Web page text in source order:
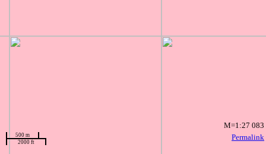
Permalink
500 m
2000 ft
M=1:27 083